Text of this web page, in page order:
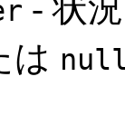
- 状
は